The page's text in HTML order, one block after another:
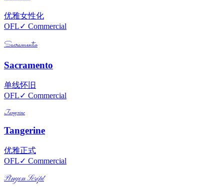
优雅女性化
OFL✓ Commercial
Sacramento
Sacramento
单线怀旧
OFL✓ Commercial
Tangerine
Tangerine
优雅正式
OFL✓ Commercial
Pinyon Script